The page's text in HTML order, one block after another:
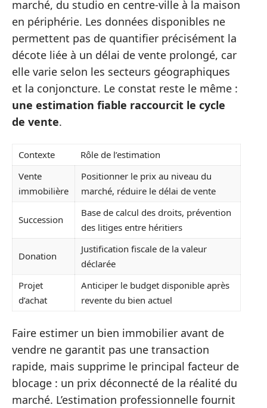
marché, du studio en centre-ville à la maison
en périphérie. Les données disponibles ne
permettent pas de quantifier précisément la
décote liée à un délai de vente prolongé, car
elle varie selon les secteurs géographiques
et la conjoncture. Le constat reste le même :
une estimation fiable raccourcit le cycle
de vente.
Contexte
Rôle de l’estimation
Vente
immobilière
Positionner le prix au niveau du
marché, réduire le délai de vente
Succession
Base de calcul des droits, prévention
des litiges entre héritiers
Donation
Justification fiscale de la valeur
déclarée
Projet
d’achat
Anticiper le budget disponible après
revente du bien actuel
Faire estimer un bien immobilier avant de
vendre ne garantit pas une transaction
rapide, mais supprime le principal facteur de
blocage : un prix déconnecté de la réalité du
marché. L’estimation professionnelle fournit